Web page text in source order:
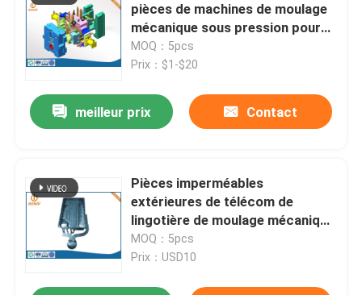
pièces de machines de moulage
mécanique sous pression pour
les pièces automatiques de
pompe
MOQ：5pcs
Prix：$1-$20
meilleur prix Contact
Pièces imperméables
extérieures de télécom de
lingotière de moulage mécanique
sous pression d'aluminium
d'ODM d'OEM
MOQ：5pcs
Prix：USD10